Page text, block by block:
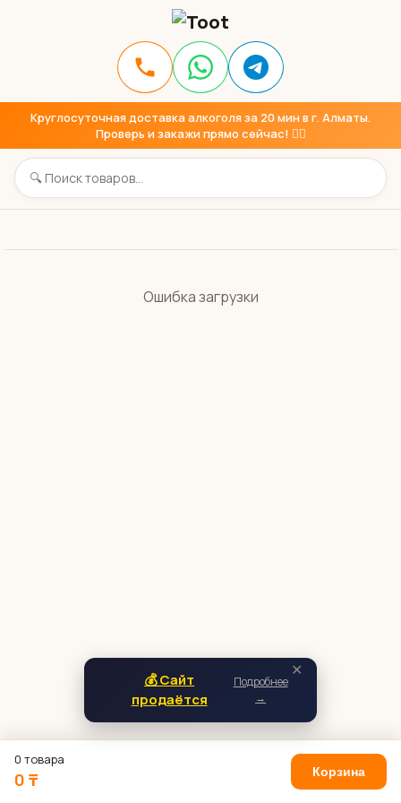
Круглосуточная доставка алкоголя за 20 мин в г. Алматы.
Проверь и закажи прямо сейчас! 👇🏼
Ошибка загрузки
✕
💰 Сайт
продаётся
Подробнее
→
0 товара
0 ₸ Корзина